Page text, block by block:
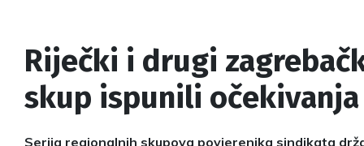
Riječki i drugi
skup ispunili očekivanja
Serija regionalnih skupova povjerenika sindikata